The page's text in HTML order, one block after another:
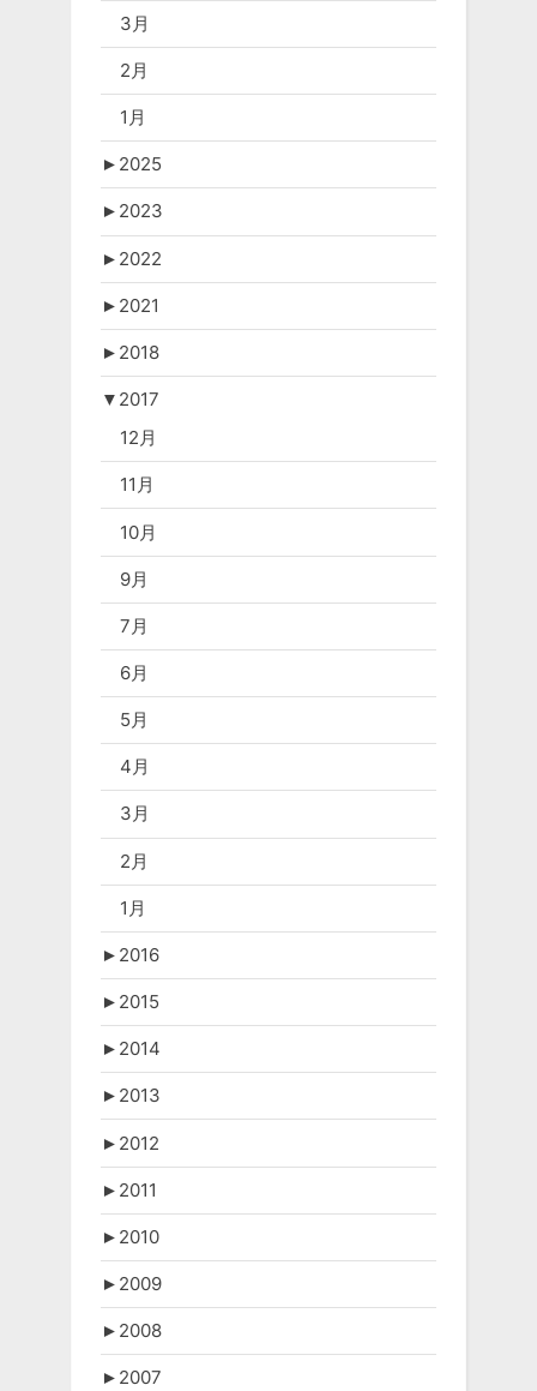
3月
2月
1月
► 2025
► 2023
► 2022
► 2021
► 2018
▼ 2017
12月
11月
10月
9月
7月
6月
5月
4月
3月
2月
1月
► 2016
► 2015
► 2014
► 2013
► 2012
► 2011
► 2010
► 2009
► 2008
► 2007